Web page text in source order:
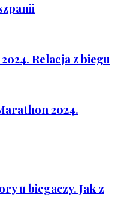
Relacja z biegu
2024.
u biegaczy. Jak z